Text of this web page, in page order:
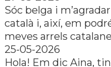
Sóc belga i
català i, així, em
meves arrels
25-05-2026
Hola! Em dic Aina,